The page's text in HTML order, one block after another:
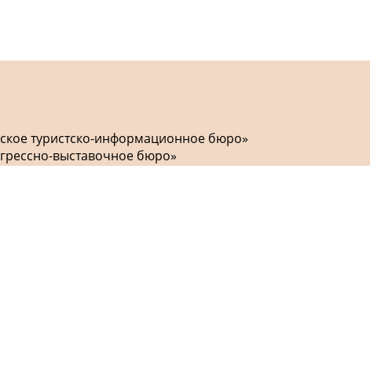
туристско-информационное бюро»
выставочное бюро»